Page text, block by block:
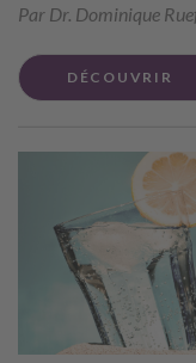
Par Dr. Dominique
DÉCOUVRIR